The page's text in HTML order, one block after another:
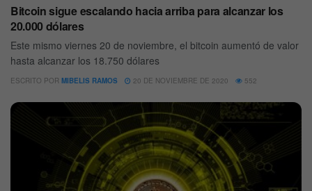
Bitcoin sigue escalando hacia arriba para alcanzar los
20.000 dólares
Este mismo viernes 20 de noviembre, el bitcoin aumentó de valor
hasta alcanzar los 18.750 dólares
ESCRITO POR MIBELIS RAMOS 20 DE NOVIEMBRE DE 2020 552